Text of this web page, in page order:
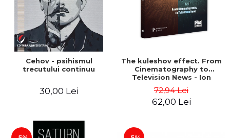
Cehov - psihismul
trecutului continuu
30,00 Lei
The kuleshov effect. From
Cinematography to
Television News - Ion
Chelu, Monica Ilie-Prica
72,94 Lei
62,00 Lei